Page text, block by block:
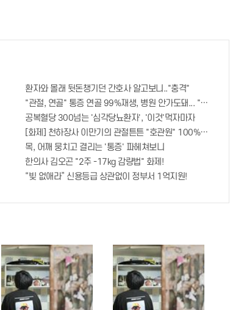
호 보인다!?"
왜 난리났나 봤더니..경악!
환자와 몰래 뒷돈챙기던 간호사 알고보니.."충격"
"관절, 연골" 통증 연골 99%재생, 병원 안가도돼... "충격"
공복혈당 300넘는 '심각당뇨환자', '이것'먹자마자
[화제] 천하장사 이만기의 관절튼튼 "호관원" 100%당첨 혜택
목, 어깨 뭉치고 결리는 '통증' 파헤쳐보니
한의사 김오곤 "2주 -17kg 감량법" 화제!
“빚 없애라” 신용등급 상관없이 정부서 1억지원!